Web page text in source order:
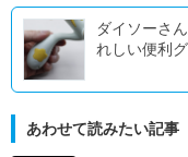
ダイソーさ
れしい便利
あわせて読みたい記事